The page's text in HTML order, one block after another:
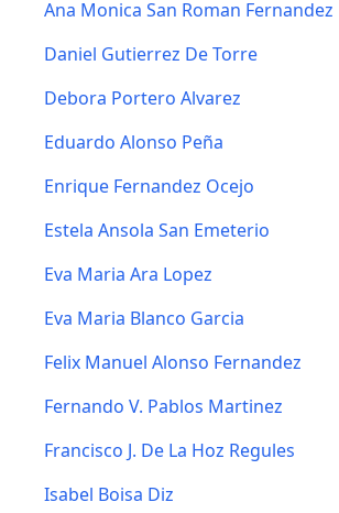
Ana Monica San Roman Fernandez
Daniel Gutierrez De Torre
Debora Portero Alvarez
Eduardo Alonso Peña
Enrique Fernandez Ocejo
Estela Ansola San Emeterio
Eva Maria Ara Lopez
Eva Maria Blanco Garcia
Felix Manuel Alonso Fernandez
Fernando V. Pablos Martinez
Francisco J. De La Hoz Regules
Isabel Boisa Diz